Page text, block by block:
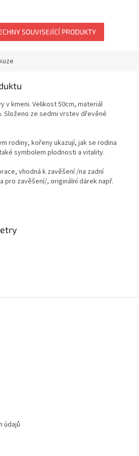
SOUVISEJÍCÍ PRODUKTY
v kmeni. Velikost 50cm, materiál
Složeno ze sedmi vrstev dřevěné
rodiny, kořeny ukazují, jak se rodina
symbolem plodnosti a vitality.
vhodná k zavěšení /na zadní
pro zavěšení/, originální dárek např.
údajů